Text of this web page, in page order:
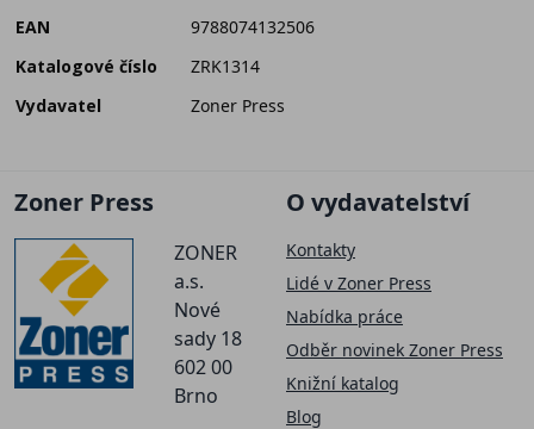
EAN
9788074132506
Katalogové číslo
ZRK1314
Vydavatel
Zoner Press
Zoner Press
ZONER
a.s.
Nové
sady 18
602 00
Brno
O vydavatelství
Kontakty
Lidé v Zoner Press
Nabídka práce
Odběr novinek Zoner Press
Knižní katalog
Blog